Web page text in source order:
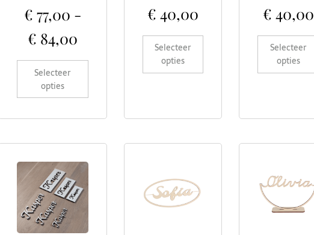
€ 77,00 -
€ 84,00
Selecteer
opties
€ 40,00
Selecteer
opties
€ 40,00
Selecteer
opties